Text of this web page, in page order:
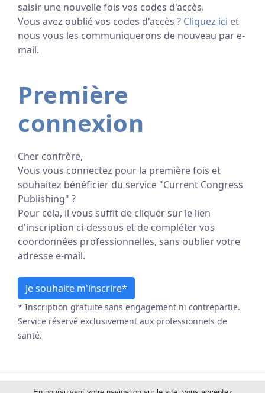
saisir une nouvelle fois vos codes d'accès.
Vous avez oublié vos codes d'accès ? Cliquez ici et
nous vous les communiquerons de nouveau par e-
mail.
Première
connexion
Cher confrère,
Vous vous connectez pour la première fois et
souhaitez bénéficier du service "Current Congress
Publishing" ?
Pour cela, il vous suffit de cliquer sur le lien
d'inscription ci-dessous et de compléter vos
coordonnées professionnelles, sans oublier votre
adresse e-mail.
Je souhaite m'inscrire*
* Inscription gratuite sans engagement ni contrepartie.
Service réservé exclusivement aux professionnels de
santé.